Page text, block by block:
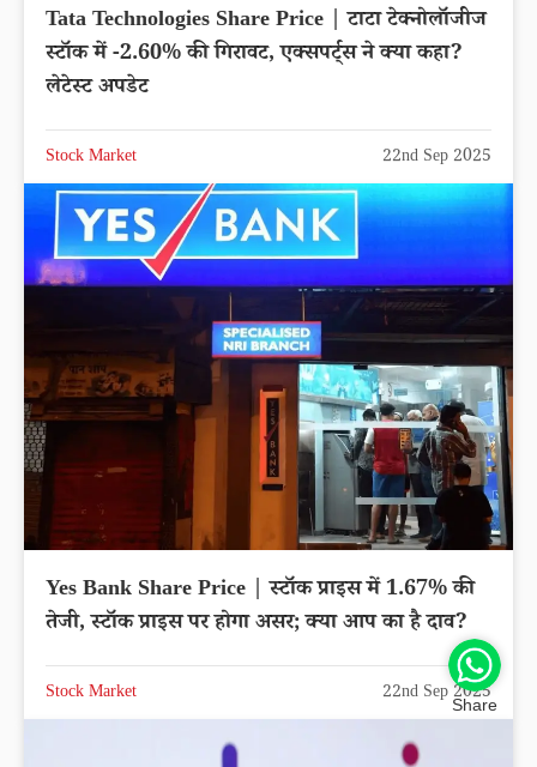
Tata Technologies Share Price | टाटा टेक्नोलॉजीज
स्टॉक में -2.60% की गिरावट, एक्सपर्ट्स ने क्या कहा?
लेटेस्ट अपडेट
Stock Market 22nd Sep 2025
Yes Bank Share Price | स्टॉक प्राइस में 1.67% की
तेजी, स्टॉक प्राइस पर होगा असर; क्या आप का है दाव?
Stock Market 22nd Sep 2025
Share